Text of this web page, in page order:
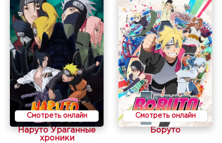
Смотреть онлайн
Наруто Ураганные
хроники
Смотреть онлайн
Боруто